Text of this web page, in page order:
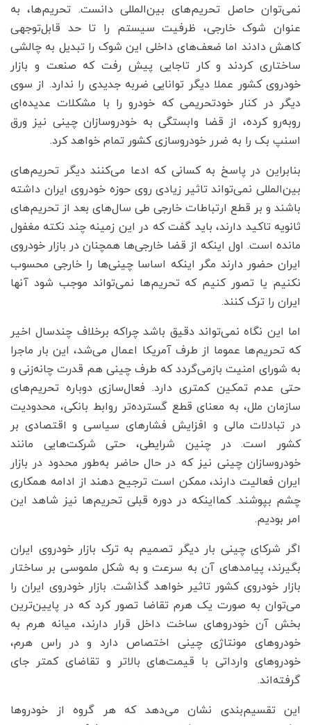
نمی‌توان حاصل تحریم‌های بین‌المللی دانست. تحریم‌ها، به
عنوان شوک خارجی، ظرفیت سیستم را تا حد قابل‌توجهی
کاهش دادند اما ضعف‌های داخلی این شوک را تبدیل به چالشی
ساختاری کردند و کار تاجایی پیش رفت که صنعت و بازار
خودروی کشور عملا دیگر توانایی ضربه جدیدی را ندارد. از سوی
دیگر در کنار خودتحریمی که خودرو را با مشکلات عدیده‌ای
روبه‌رو کرده، از قضا وابستگی به خودروسازان چینی نیز ورق
اسنپ بک را به ضرر خودروسازی کشور تمام خواهد کرد.
بنابراین در پاسخ به کسانی که ادعا می‌کنند دیگر تحریم‌های
بین‌المللی نمی‌تواند تاثیر زیادی روی حوزه خودروی ایران داشته
باشند و بر قطع ارتباطات خارجی طی سال‌های بعد از تحریم‌های
ثانویه تاکید دارند، باید گفت که در این زمینه چند نکته مغفول
مانده است. اول اینکه از قضا خارجی‌ها همچنان در بازار خودروی
ایران حضور دارند مگر اینکه اساسا چینی‌ها را خارجی محسوب
نکنیم یا تصور کنیم که تحریم‌ها نمی‌تواند موجب شود آنها
ایران را ترک کنند.
اما این نگاه نمی‌تواند دقیق باشد چراکه برخلاف چندسال اخیر
که تحریم‌ها عموما از طرف آمریکا اعمال می‌شد، این بار ماجرا
به شورای امنیت بازمی‌گردد که طرف چینی هم قدرت چانه‌زنی و
حتی عدم تمکین کمتری دارد. فعال‌سازی دوباره تحریم‌های
سازمان ملل، به معنای قطع گسترده‌تر روابط بانکی، محدودیت
در تبادلات مالی و افزایش فشارهای سیاسی و اقتصادی بر
کشور است. در چنین شرایطی، حتی شرکت‌هایی مانند
خودروسازان چینی نیز که در حال حاضر به‌طور محدود در بازار
ایران فعالیت دارند، ممکن است ترجیح دهند از ادامه همکاری
چشم بپوشند. کمااینکه در دوره قبلی تحریم‌ها نیز شاهد این
امر بودیم.
اگر شرکای چینی بار دیگر تصمیم به ترک بازار خودروی ایران
بگیرند، پیامدهای آن به سرعت و به شکل ملموسی بر ساختار
بازار خودروی کشور تاثیر خواهد گذاشت. بازار خودروی ایران را
می‌توان به صورت یک هرم تقاضا تصور کرد که در پایین‌ترین
بخش آن خودروهای ساخت داخل قرار دارند، میانه هرم به
خودروهای مونتاژی چینی اختصاص دارد و در راس هرم،
خودروهای وارداتی با قیمت‌های بالاتر و تقاضای کمتر جای
گرفته‌اند.
این تقسیم‌بندی نشان می‌دهد که هر گروه از خودروها